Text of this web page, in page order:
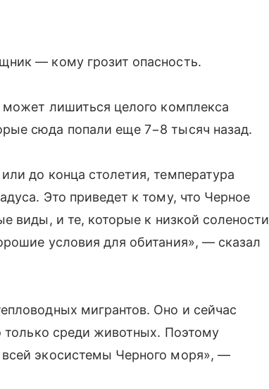
— кому грозит опасность.
лишиться целого комплекса
сюда попали еще 7−8 тысяч назад.
до конца столетия, температура
Это приведет к тому, что Черное
виды, и те, которые к низкой солености
условия для обитания», — сказал
мигрантов. Оно и сейчас
только среди животных. Поэтому
экосистемы Черного моря», —